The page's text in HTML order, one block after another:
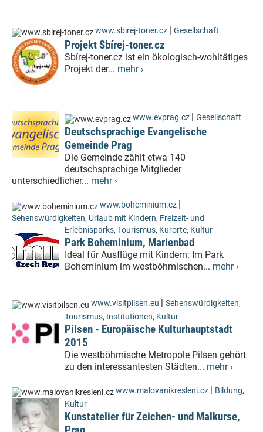
www.sbirej-toner.cz | Gesellschaft
Projekt Sbírej-toner.cz
Sbírej-toner.cz ist ein ökologisch-wohltätiges
Projekt der... mehr ›
www.evprag.cz | Gesellschaft
Deutschsprachige Evangelische
Gemeinde Prag
Die Gemeinde zählt etwa 140
deutschsprachige Mitglieder
unterschiedlicher... mehr ›
www.boheminium.cz |
Sehenswürdigkeiten, Urlaub mit Kindern, Freizeit- und
Erlebnisparks, Tourismus, Kurorte, Kultur
Park Boheminium, Marienbad
Ideal für Ausflüge mit Kindern: Im Park
Boheminium im westböhmischen... mehr ›
www.visitpilsen.eu | Sehenswürdigkeiten,
Tourismus, Institutionen, Kultur
Pilsen - Europäische Kulturhauptstadt
2015
Die westböhmische Metropole Pilsen gehört
zu den interessantesten Städten... mehr ›
www.malovanikresleni.cz | Bildung,
Kultur
Kunstatelier für Zeichen- und Malkurse,